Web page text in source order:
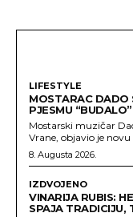
LIFESTYLE
MOSTARAC DADO
PJESMU
Mostarski muzičar
Vrane, objavio je
8. Augusta 2026.
IZDVOJENO
VINARIJA RUBIS:
SPAJA TRADICIJU,